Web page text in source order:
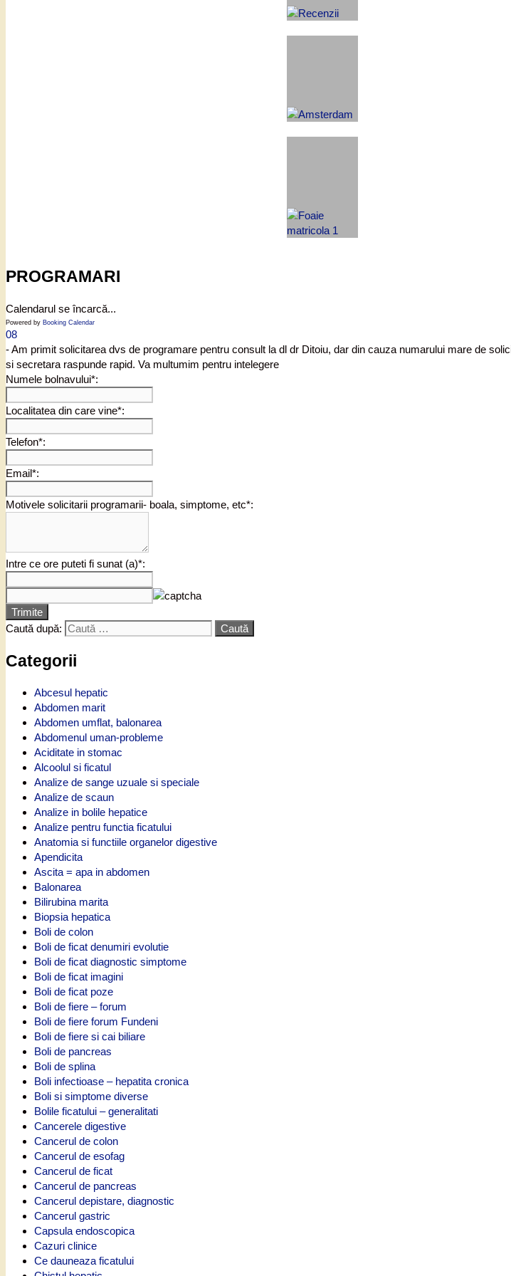
PROGRAMARI
Calendarul se încarcă...
Powered by Booking Calendar
08
- Am primit solicitarea dvs de programare pentru consult la dl dr Ditoiu, dar din cauza numarului mare de
si secretara raspunde rapid. Va multumim pentru intelegere
Numele bolnavului*:
Localitatea din care vine*:
Telefon*:
Email*:
Motivele solicitarii programarii- boala, simptome, etc*:
Intre ce ore puteti fi sunat (a)*:
Trimite
Caută după:
Categorii
Abcesul hepatic
Abdomen marit
Abdomen umflat, balonarea
Abdomenul uman-probleme
Aciditate in stomac
Alcoolul si ficatul
Analize de sange uzuale si speciale
Analize de scaun
Analize in bolile hepatice
Analize pentru functia ficatului
Anatomia si functiile organelor digestive
Apendicita
Ascita = apa in abdomen
Balonarea
Bilirubina marita
Biopsia hepatica
Boli de colon
Boli de ficat denumiri evolutie
Boli de ficat diagnostic simptome
Boli de ficat imagini
Boli de ficat poze
Boli de fiere – forum
Boli de fiere forum Fundeni
Boli de fiere si cai biliare
Boli de pancreas
Boli de splina
Boli infectioase – hepatita cronica
Boli si simptome diverse
Bolile ficatului – generalitati
Cancerele digestive
Cancerul de colon
Cancerul de esofag
Cancerul de ficat
Cancerul de pancreas
Cancerul depistare, diagnostic
Cancerul gastric
Capsula endoscopica
Cazuri clinice
Ce dauneaza ficatului